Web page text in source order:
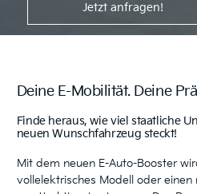
Jetzt anfragen!
Deine E-Mobilität. Deine
Finde heraus, wie viel staatliche
neuen Wunschfahrzeug steckt!
Mit dem neuen E-Auto-Booster
vollelektrisches Modell oder